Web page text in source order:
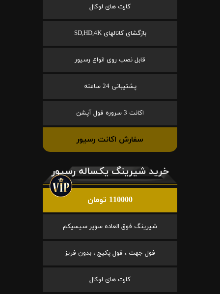
کارت های لوکال
بازگشای کانالهای SD,HD,4K
قابل نصب روی انواع رسیور
پشتیبانی 24 ساعته
اکانت 3 سروره فول آپشن
سفارش اکانت رسیور
خرید شیرینگ یکساله رسیور
110000 تومان
شیرینگ فوق العاده سوپر سیسیکم
فول جهت ، فول پکیج ، بدون فریز
کارت های لوکال